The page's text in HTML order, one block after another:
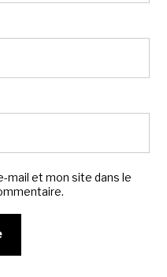
mail et mon site dans le